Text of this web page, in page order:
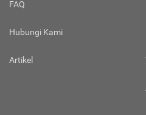
FAQ
Hubungi Kami
Artikel